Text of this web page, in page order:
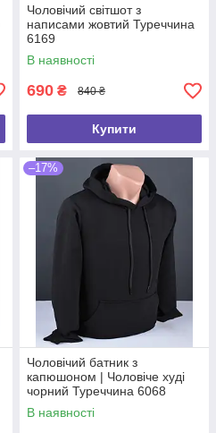
Чоловічий світшот з
написами жовтий Туреччина
6169
В наявності
690 ₴ 840 ₴
Купити
–17%
Чоловічий батник з
капюшоном | Чоловіче худі
чорний Туреччина 6068
В наявності